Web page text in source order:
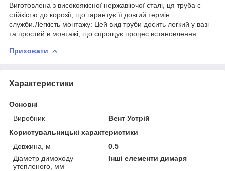
Виготовлена з високоякісної нержавіючої сталі, ця труба є
стійкістю до корозії, що гарантує її довгий термін
служби.Легкість монтажу: Цей вид труби досить легкий у вазі
та простий в монтажі, що спрощує процес встановлення.
Приховати
Характеристики
Основні
Виробник
Вент Устрій
Користувальницькі характеристики
Довжина, м
0.5
Діаметр димоходу
утепленого, мм
Інші елементи димаря